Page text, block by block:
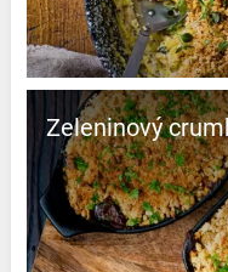
Zeleninový